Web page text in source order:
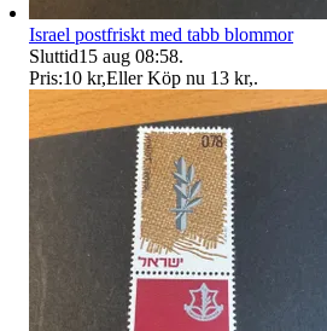
Israel postfriskt med tabb blommor
Sluttid15 aug 08:58.
Pris:10 kr,Eller Köp nu 13 kr,.